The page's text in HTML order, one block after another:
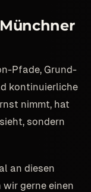
Pfade, Grund-
kontinuierliche
nimmt, hat
sondern
an diesen
gerne einen